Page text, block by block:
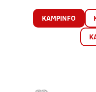
KAMPINFO